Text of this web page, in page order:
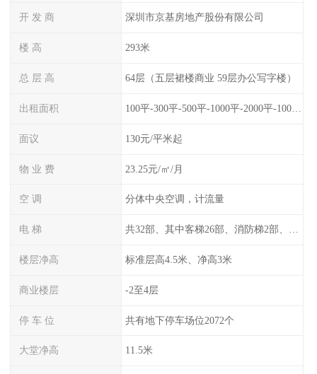
开 发 商 深圳市京基房地产股份有限公司
楼 高 293米
总 层 高 64层（五层裙楼商业 59层办公写字楼）
出租面积 100平-300平-500平-1000平-2000平-10000平
面议 130元/平米起
物 业 费 23.25元/㎡/月
空 调 分体中央空调，计流量
电 梯
楼层净高 标准层高4.5米、净高3米
商业楼层 -2至4层
停 车 位 共有地下停车场位2072个
大堂净高 11.5米